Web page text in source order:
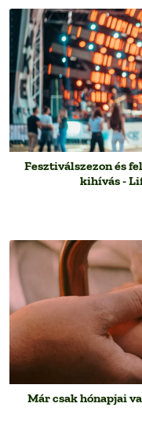
Fesztiválszezon és
kihívás -
Már csak hónapjai